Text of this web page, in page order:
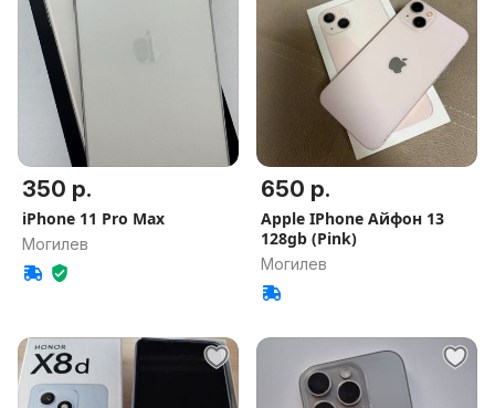
350 р.
iPhone 11 Pro Max
Могилев
650 р.
Apple IPhone Айфон 13
128gb (Pink)
Могилев